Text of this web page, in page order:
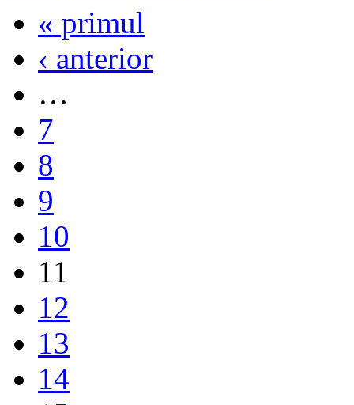
« primul
‹ anterior
…
7
8
9
10
11
12
13
14